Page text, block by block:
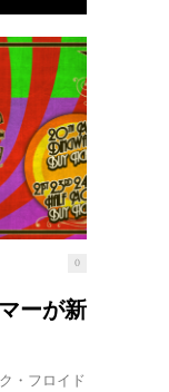
0
ーが新
・フロイド